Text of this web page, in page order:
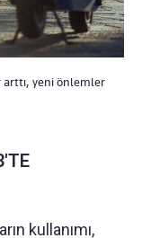
arttı, yeni önlemler
kullanımı,